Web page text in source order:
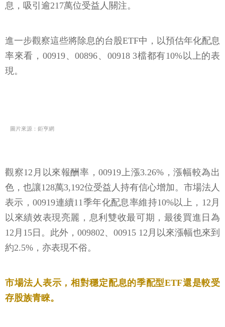
息，吸引逾217萬位受益人關注。
進一步觀察這些將除息的台股ETF中，以預估年化配息
率來看，00919、00896、00918 3檔都有10%以上的表
現。
圖片來源：鉅亨網
觀察12月以來報酬率，00919上漲3.26%，漲幅較為出
色，也讓128萬3,192位受益人持有信心增加。市場法人
表示，00919連續11季年化配息率維持10%以上，12月
以來績效表現亮麗，息利雙收最可期，最後買進日為
12月15日。此外，009802、00915 12月以來漲幅也來到
約2.5%，亦表現不俗。
市場法人表示，相對穩定配息的季配型ETF還是較受
存股族青睞。